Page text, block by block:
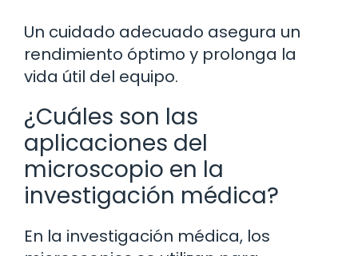
Un cuidado adecuado asegura un
rendimiento óptimo y prolonga la
vida útil del equipo.
¿Cuáles son las
aplicaciones del
microscopio en la
investigación médica?
En la investigación médica, los